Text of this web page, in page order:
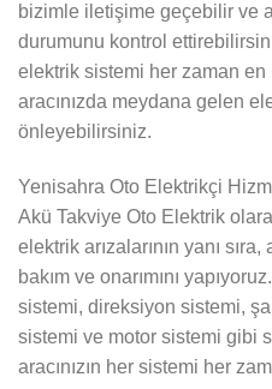
bizimle iletişime geçebilir ve
durumunu kontrol
elektrik sistemi her zaman
aracınızda meydana gelen
önleyebilirsiniz.
Yenisahra Oto Elektrikçi
Akü Takviye Oto Elektrik
elektrik arızalarının yanı
bakım ve onarımını
sistemi, direksiyon sistemi,
sistemi ve motor sistemi gibi
aracınızın her sistemi her